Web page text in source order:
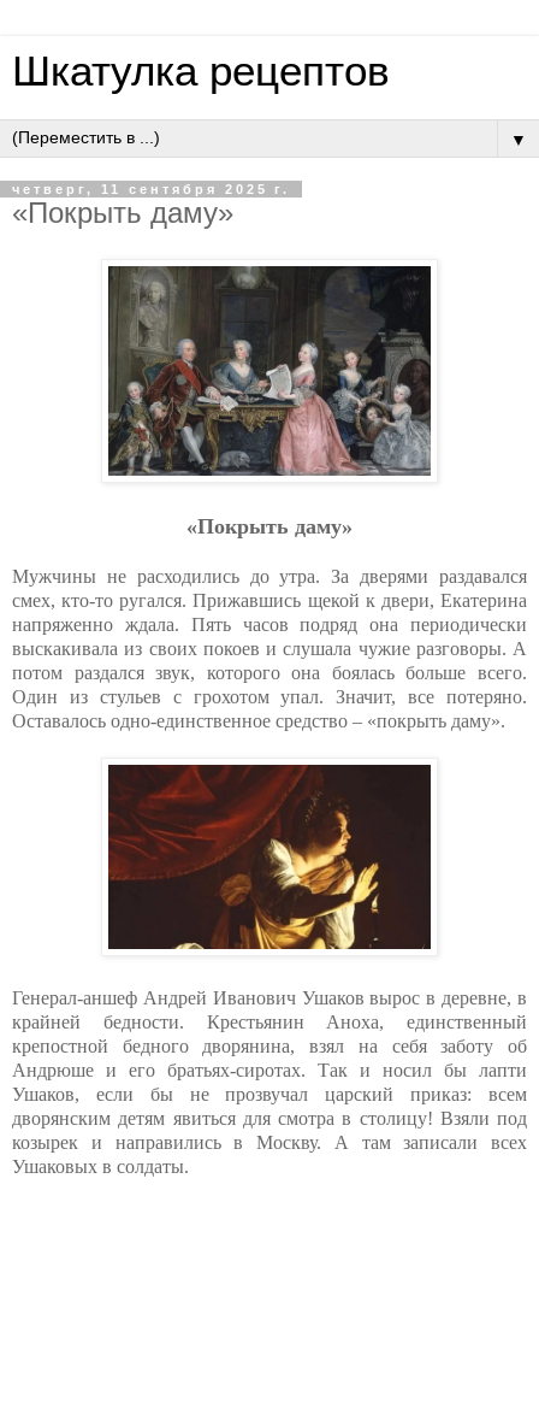
Шкатулка рецептов
▼
четверг, 11 сентября 2025 г.
«Пoкpыть дaму»
«Пoкpыть дaму»
Мужчины не расходились до утра. За дверями раздавался
смех, кто-то ругался. Прижавшись щекой к двери, Екатерина
напряженно ждала. Пять часов подряд она периодически
выскакивала из своих покоев и слушала чужие разговоры. А
потом раздался звук, которого она боялась больше всего.
Один из стульев с грохотом упал. Значит, все потеряно.
Оставалось одно-единственное средство – «покрыть даму».
Генерал-аншеф Андрей Иванович Ушаков вырос в деревне, в
крайней бедности. Крестьянин Аноха, единственный
крепостной бедного дворянина, взял на себя заботу об
Андрюше и его братьях-сиротах. Так и носил бы лапти
Ушаков, если бы не прозвучал царский приказ: всем
дворянским детям явиться для смотра в столицу! Взяли под
козырек и направились в Москву. А там записали всех
Ушаковых в солдаты.